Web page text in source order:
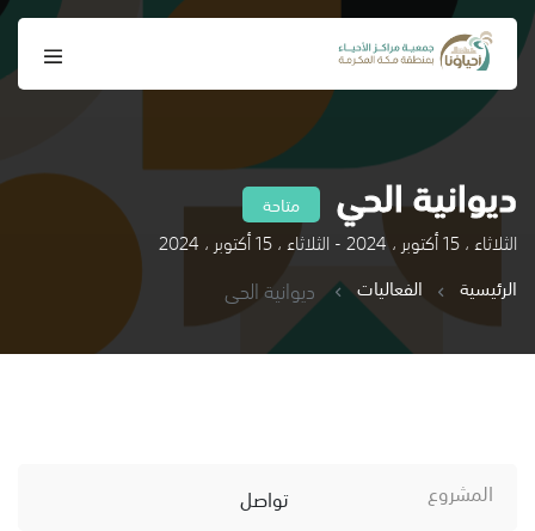
ديوانية الحي متاحة
الثلاثاء ، 15 أكتوبر ، 2024 - الثلاثاء ، 15 أكتوبر ، 2024
الرئيسية
الفعاليات ديوانية الحي
المشروع
تواصل